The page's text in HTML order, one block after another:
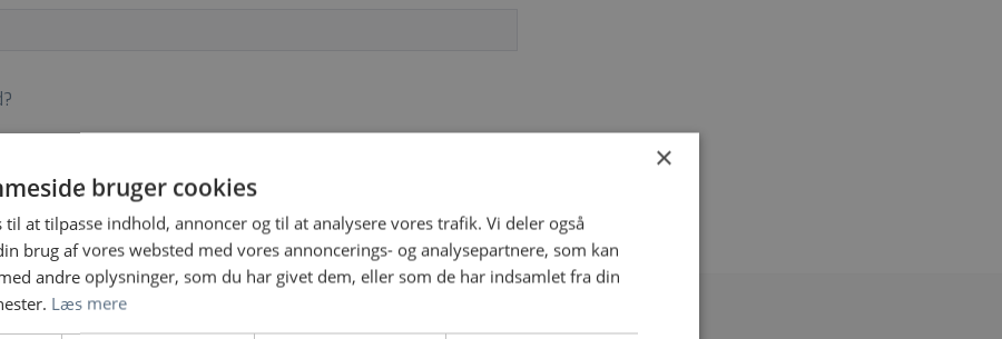
×
bruger cookies
til at tilpasse indhold, annoncer og til at analysere vores trafik. Vi deler også
brug af vores websted med vores annoncerings- og analysepartnere, som kan
andre oplysninger, som du har givet dem, eller som de har indsamlet fra din
Læs mere